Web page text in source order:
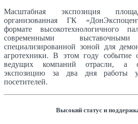
Масштабная экспозиция
организованная ГК
формате высокотехнологичного
современными
специализированной зоной для
агротехники. В этом году событие
ведущих компаний отрасли, а
экспозицию за два дня работы
посетителей.
Высокий статус и